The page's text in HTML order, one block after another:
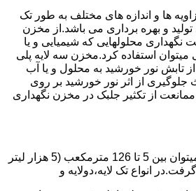
ها و اندازه های مختلف به طور تک
تولید و بهره برداری می باشد.از مخزن
نگهداری محلولهایی که شیمیایی و یا
استفاده کرد.مخزن سه لایه پلی
تابش نور خورشید به محلول و یا آب
از اثر نور خورشید بر روی
از تکثیر جلبک در مخزن نگهداری
حجم مخزن پلی اتیلن را میتوان بین 5 تا 126 مترمکعب (5 هزار لیتر